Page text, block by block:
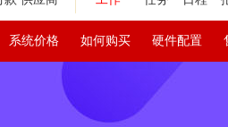
系统价格 如何购买 硬件配置